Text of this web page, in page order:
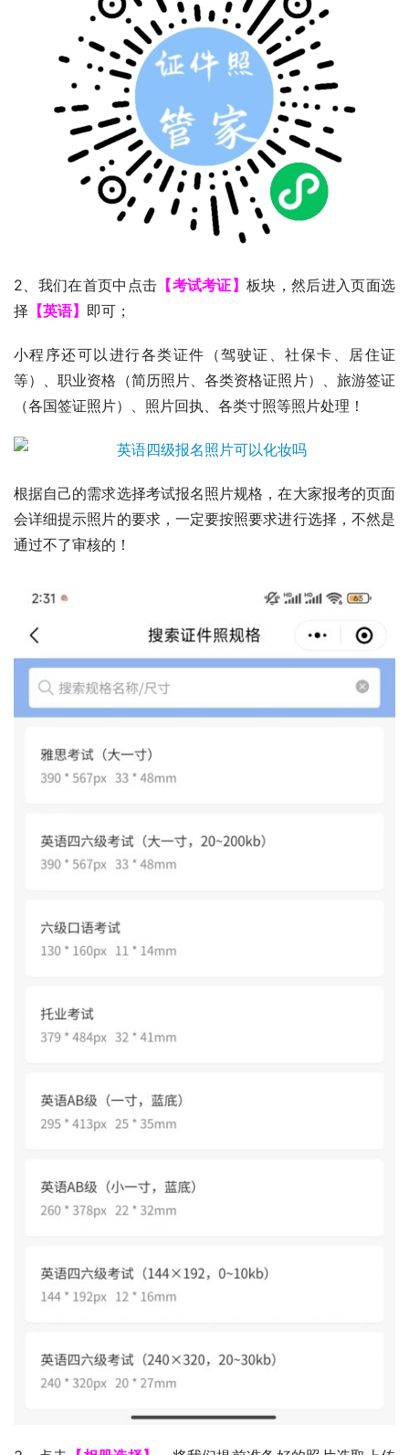
2、我们在首页中点击 【考试考证】板块，然后进入页面选
择 【英语】 即可；
小程序还可以进行各类证件（驾驶证、社保卡、居住证
等）、职业资格（简历照片、各类资格证照片）、旅游签证
（各国签证照片）、照片回执、各类寸照等照片处理！
根据自己的需求选择考试报名照片规格，在大家报考的页面
会详细提示照片的要求，一定要按照要求进行选择，不然是
通过不了审核的！